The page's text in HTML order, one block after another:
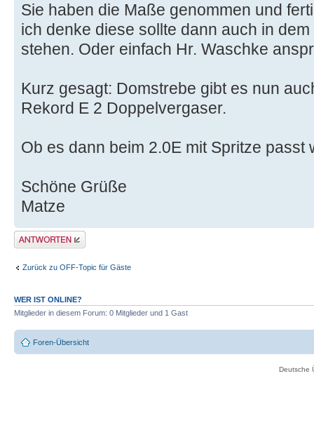
Sie haben die Maße genommen und
ich denke diese sollte dann auch in
stehen. Oder einfach Hr. Waschke
Kurz gesagt: Domstrebe gibt es nun
Rekord E 2 Doppelvergaser.
Ob es dann beim 2.0E mit Spritze passt
Schöne Grüße
Matze
Antwort erstellen
Zurück zu OFF-Topic für Gäste
WER IST ONLINE?
Mitglieder in diesem Forum: 0 Mitglieder und 1 Gast
Foren-Übersicht
Deutsche